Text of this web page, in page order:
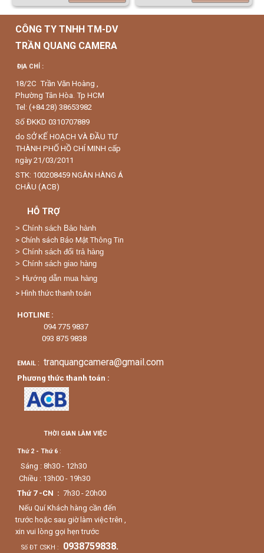
CÔNG TY TNHH TM-DV
TRẦN QUANG CAMERA
ĐỊA CHỈ :
18/2C Trần Văn Hoàng ,
Phường Tân Hòa. Tp HCM
Tel: (+84.28) 38653982
Số ĐKKD 0310707889
do SỞ KẾ HOẠCH VÀ ĐẦU TƯ
THÀNH PHỐ HỒ CHÍ MINH cấp
ngày 21/03/2011
STK: 100208459 NGÂN HÀNG Á
CHÂU (ACB)
HỖ TRỢ
> Chính sách Bảo hành
> Chính sách Bảo Mật Thông Tin
> Chính sách đổi trả hàng
> Chính sách giao hàng
> Hướng dẫn mua hàng
> Hình thức thanh toán
HOTLINE :
094 775 9837
093 875 9838
EMAIL : tranquangcamera@gmail.com
Phương thức thanh toán :
THỜI GIAN LÀM VIỆC
Thứ 2 - Thứ 6 :
Sáng : 8h30 - 12h30
Chiều : 13h00 - 19h30
Thứ 7 -CN : 7h30 - 20h00
Nếu Quí Khách hàng cần đến
trước hoặc sau giờ làm việc trên ,
xin vui lòng gọi hẹn trước
Số ĐT CSKH : 0938759838.